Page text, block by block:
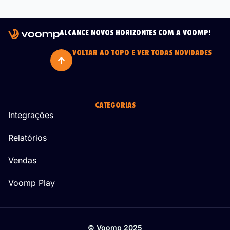
ALCANCE NOVOS HORIZONTES COM A VOOMP!
VOLTAR AO TOPO E VER TODAS NOVIDADES
CATEGORIAS
Integrações
Relatórios
Vendas
Voomp Play
© Voomp 2025